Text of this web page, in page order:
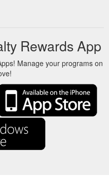
Rewards App
Manage your programs on